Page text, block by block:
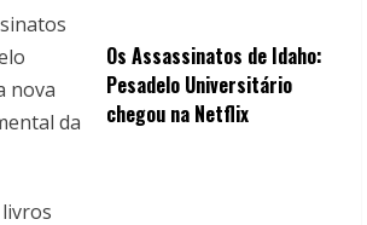
Os Assassinatos de Idaho:
Pesadelo Universitário
chegou na Netflix